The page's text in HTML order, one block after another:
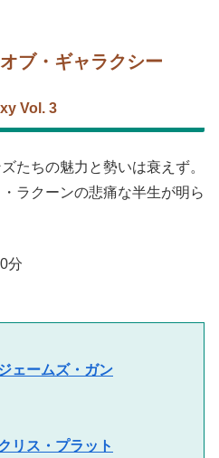
ブ・ギャラクシー
Vol. 3
たちの魅力と勢いは衰えず。
ラクーンの悲痛な半生が明ら
分
ェームズ・ガン
リス・プラット